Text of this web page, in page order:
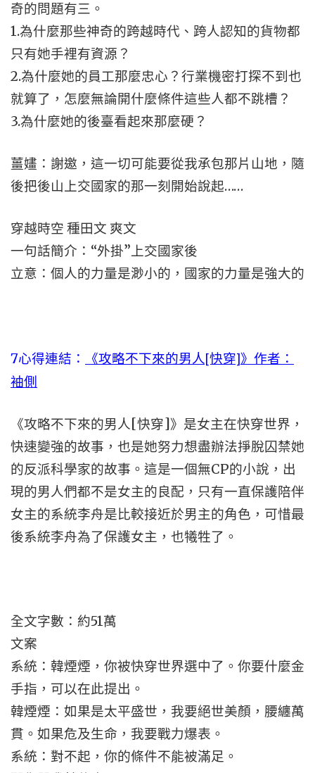
奇的問題有三。
1.為什麼那些神奇的跨越時代、跨人認知的貨物都
只有她手裡有資源？
2.為什麼她的員工那麼忠心？行業機密打探不到也
就算了，怎麼無論開什麼條件這些人都不跳槽？
3.為什麼她的後臺看起來那麼硬？
薑嫿：謝邀，這一切可能要從我承包那片山地，隨
後把後山上交國家的那一刻開始說起……
穿越時空 種田文 爽文
一句話簡介：“外掛”上交國家後
立意：個人的力量是渺小的，國家的力量是強大的
7心得連結：
《攻略不下來的男人[快穿]》作者：
袖側
《攻略不下來的男人[快穿]》是女主在快穿世界，
快速變強的故事，也是她努力想盡辦法掙脫囚禁她
的反派科學家的故事。這是一個無CP的小說，出
現的男人們都不是女主的良配，只有一直保護陪伴
女主的系統李舟是比較接近於男主的角色，可惜最
後系統李舟為了保護女主，也犧牲了。
全文字數：約51萬
文案
系統：韓煙煙，你被快穿世界選中了。你要什麼金
手指，可以在此提出。
韓煙煙：如果是太平盛世，我要絕世美顏，腰纏萬
貫。如果危及生命，我要戰力爆表。
系統：對不起，你的條件不能被滿足。